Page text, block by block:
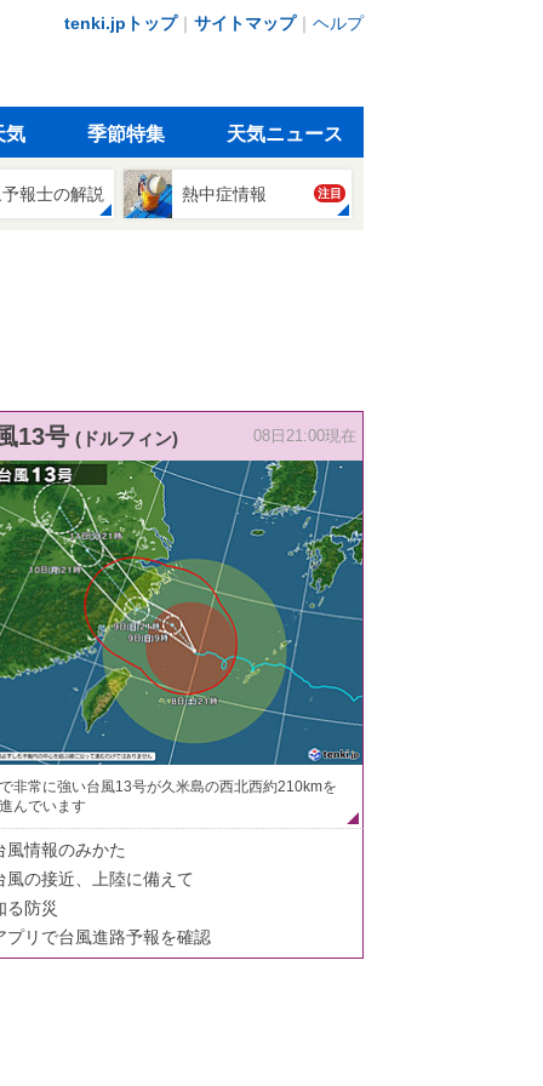
tenki.jpトップ｜ サイトマップ｜ ヘルプ
気 季節特集 天気ニュース
報士の解説 熱中症情報 注目
13号 (ドルフィン) 08日21:00現在
非常に強い台風13号が久米島の西北西約210kmを
んでいます
風情報のみかた
風の接近、上陸に備えて
る防災
プリで台風進路予報を確認